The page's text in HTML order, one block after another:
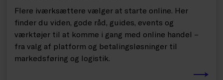
Flere iværksættere vælger at starte online. Her
finder du viden, gode råd, guides, events og
værktøjer til at komme i gang med online handel –
fra valg af platform og betalingsløsninger til
markedsføring og logistik.